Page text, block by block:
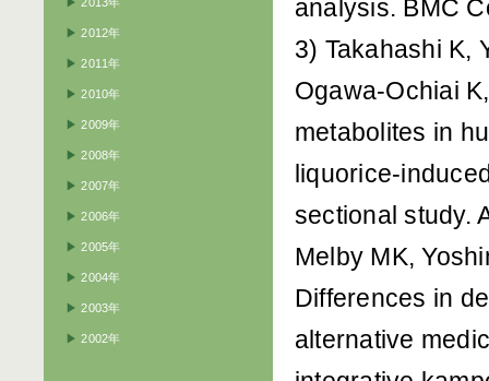
▶ 2012年
▶ 2011年
▶ 2010年
▶ 2009年
▶ 2008年
▶ 2007年
▶ 2006年
▶ 2005年
▶ 2004年
▶ 2003年
▶ 2002年
analysis. BMC
3) Takahashi K,
Ogawa-Ochiai
metabolites in
liquorice-
sectional study.
Melby MK,
Differences in
alternative